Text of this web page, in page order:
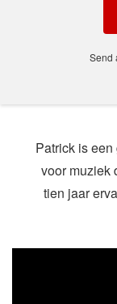
Send
Patrick is
voor muziek
tien jaar
kunst van